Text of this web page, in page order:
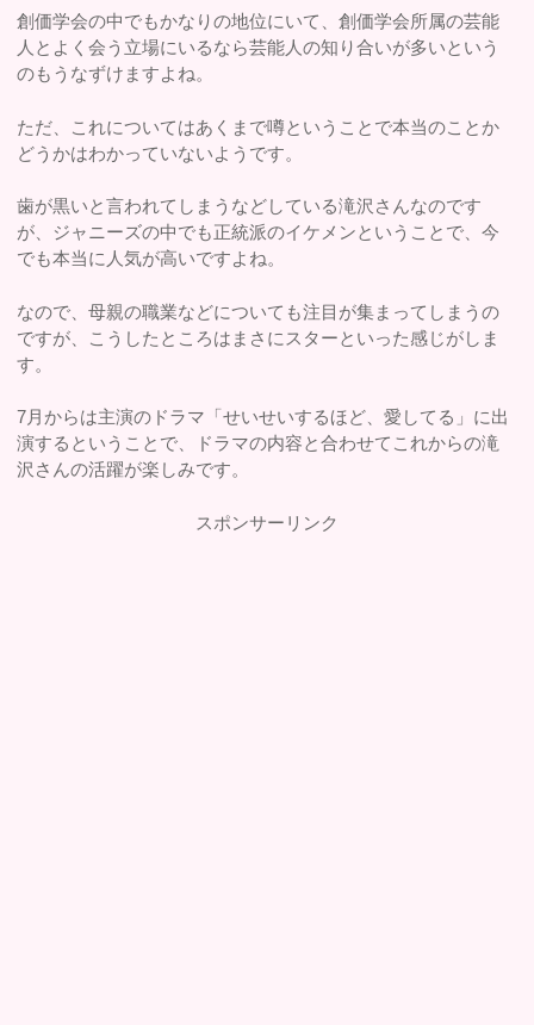
創価学会の中でもかなりの地位にいて、創価学会所属の芸能
人とよく会う立場にいるなら芸能人の知り合いが多いという
のもうなずけますよね。
ただ、これについてはあくまで噂ということで本当のことか
どうかはわかっていないようです。
歯が黒いと言われてしまうなどしている滝沢さんなのです
が、ジャニーズの中でも正統派のイケメンということで、今
でも本当に人気が高いですよね。
なので、母親の職業などについても注目が集まってしまうの
ですが、こうしたところはまさにスターといった感じがしま
す。
7月からは主演のドラマ「せいせいするほど、愛してる」に出
演するということで、ドラマの内容と合わせてこれからの滝
沢さんの活躍が楽しみです。
スポンサーリンク